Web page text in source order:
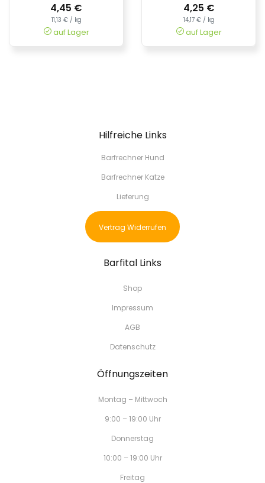
4,45 €
11,13 € / kg
auf Lager
4,25 €
14,17 € / kg
auf Lager
Hilfreiche Links
Barfrechner Hund
Barfrechner Katze
Lieferung
Vertrag Widerrufen
Barfital Links
Shop
Impressum
AGB
Datenschutz
Öffnungszeiten
Montag – Mittwoch
9:00 – 19:00 Uhr
Donnerstag
10:00 – 19:00 Uhr
Freitag